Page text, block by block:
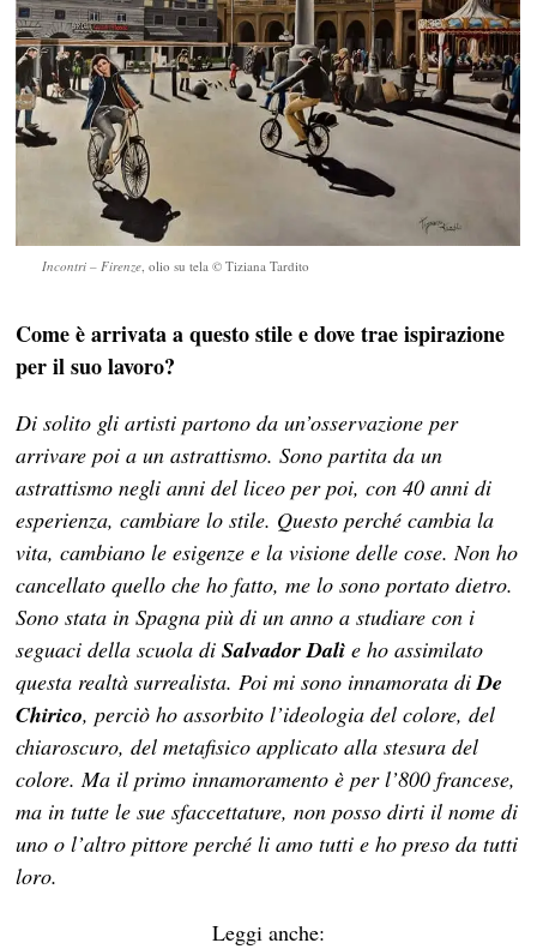
Incontri – Firenze, olio su tela © Tiziana Tardito
Come è arrivata a questo stile e dove trae ispirazione
per il suo lavoro?
Di solito gli artisti partono da un’osservazione per
arrivare poi a un astrattismo. Sono partita da un
astrattismo negli anni del liceo per poi, con 40 anni di
esperienza, cambiare lo stile. Questo perché cambia la
vita, cambiano le esigenze e la visione delle cose. Non ho
cancellato quello che ho fatto, me lo sono portato dietro.
Sono stata in Spagna più di un anno a studiare con i
seguaci della scuola diSalvador Dalì e ho assimilato
questa realtà surrealista. Poi mi sono innamorata diDe
Chirico, perciò ho assorbito l’ideologia del colore, del
chiaroscuro, del metafisico applicato alla stesura del
colore. Ma il primo innamoramento è per l’800 francese,
ma in tutte le sue sfaccettature, non posso dirti il nome di
uno o l’altro pittore perché li amo tutti e ho preso da tutti
loro.
Leggi anche: